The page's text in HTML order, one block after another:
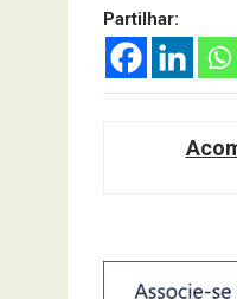
Partilhar: